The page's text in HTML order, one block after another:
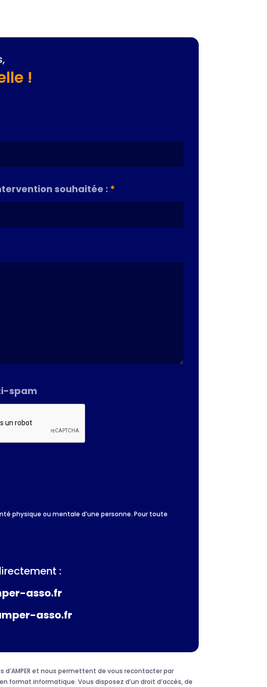
!
souhaitée : *
spam
physique ou mentale d’une personne. Pour toute
:
asso.fr
asso.fr
et nous permettent de vous recontacter par
format informatique. Vous disposez d’un droit d’accès, de